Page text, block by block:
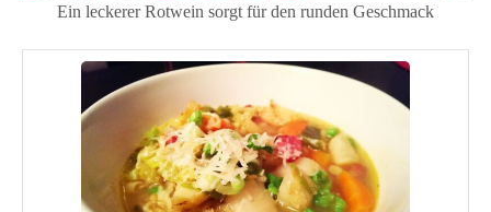
Ein leckerer Rotwein sorgt für den runden Geschmack